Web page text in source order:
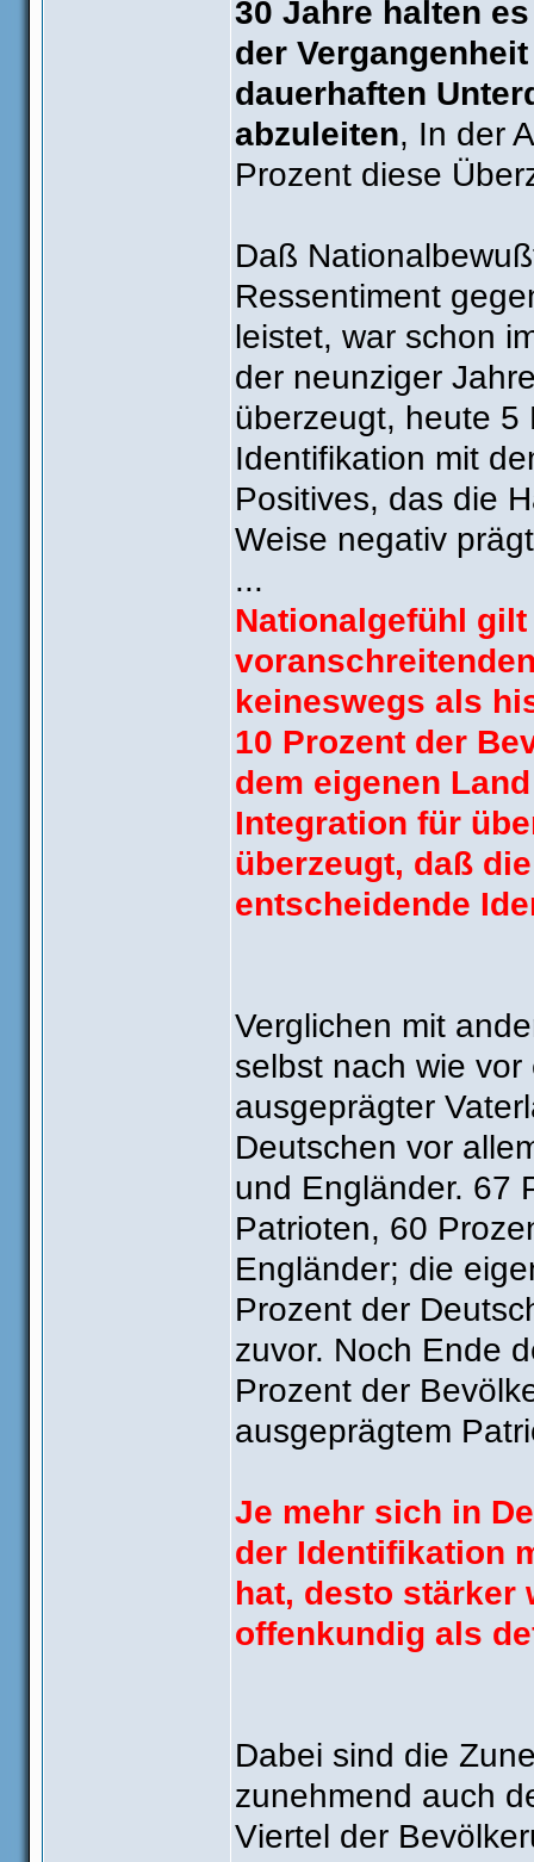
30 Jahre halten
der
dauerhaften
abzuleiten, In der
Prozent diese
Daß
Ressentiment
leistet, war schon
der neunziger
überzeugt, heute 5
Identifikation mit
Positives, das die
Weise negativ
...
Nationalgefühl
keineswegs als
10 Prozent der
dem eigenen
Integration für
überzeugt, daß
entscheidende
Verglichen mit
selbst nach wie
ausgeprägter
Deutschen vor
und Engländer. 67
Patrioten, 60
Engländer; die
Prozent der
zuvor. Noch Ende
Prozent der
ausgeprägtem
Je mehr sich in
der Identifikation
hat, desto stärker
offenkundig als
Dabei sind die
zunehmend auch
Viertel der